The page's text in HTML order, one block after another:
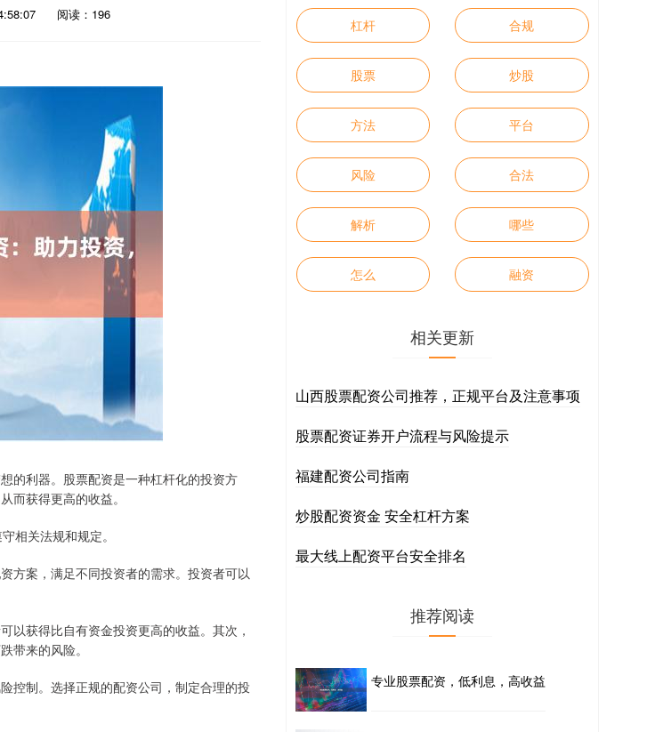
阅读：196
的利器。股票配资是一种杠杆化的投资方
而获得更高的收益。
相关法规和规定。
方案，满足不同投资者的需求。投资者可以
以获得比自有资金投资更高的收益。其次，
带来的风险。
控制。选择正规的配资公司，制定合理的投
杠杆 合规
股票 炒股
方法 平台
风险 合法
解析 哪些
怎么 融资
相关更新
山西股票配资公司推荐，正规平台及注意事项
股票配资证券开户流程与风险提示
福建配资公司指南
炒股配资资金 安全杠杆方案
最大线上配资平台安全排名
推荐阅读
专业股票配资，低利息，高收益